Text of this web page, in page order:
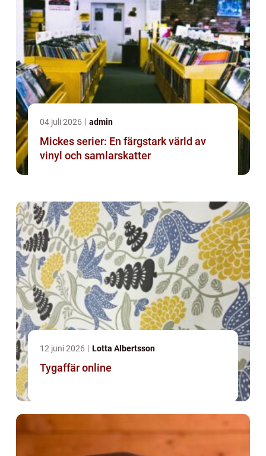
04 juli 2026 admin
Mickes serier: En färgstark värld av
vinyl och samlarskatter
12 juni 2026 Lotta Albertsson
Tygaffär online